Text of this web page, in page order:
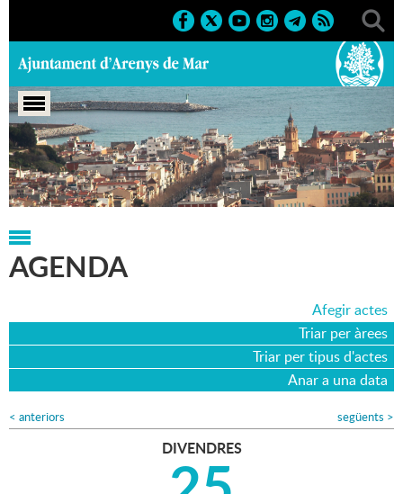
Portada > Agenda > 25-07-2025
AGENDA
Afegir actes
Triar per àrees
Triar per tipus d'actes
Anar a una data
< anteriors següents >
DIVENDRES